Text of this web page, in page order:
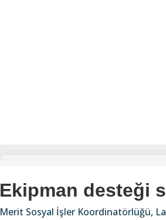
Ekipman desteği
Merit Sosyal İşler Koordinatörlüğü,